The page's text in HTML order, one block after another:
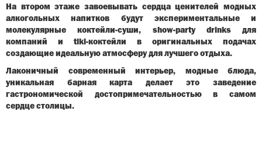
На втором этаже завоевывать сердца ценителей модных
алкогольных напитков будут экспериментальные и
молекулярные коктейли-cуши, show-party drinks для
компаний и tiki-коктейли в оригинальных подачах
создающие идеальную атмосферу для лучшего отдыха.
Лаконичный современный интерьер, модные блюда,
уникальная барная карта делает это заведение
гастрономической достопримечательностью в самом
сердце столицы.